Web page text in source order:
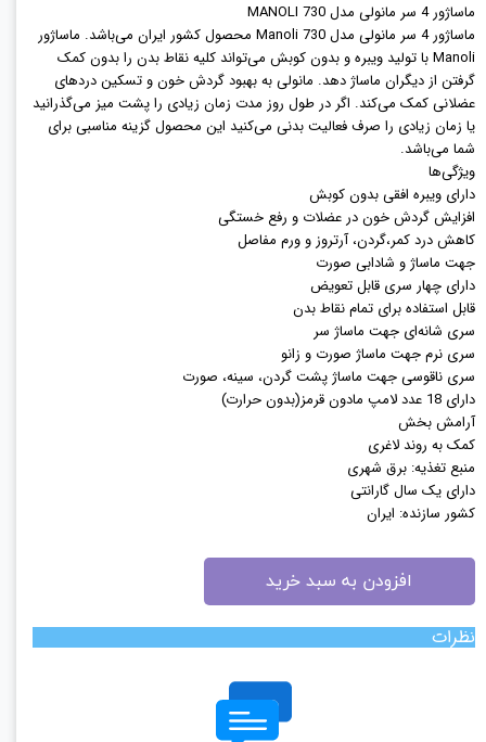
ماساژور 4 سر مانولی مدل MANOLI 730
ماساژور 4 سر مانولی مدل Manoli 730 محصول کشور ایران می‌باشد. ماساژور
Manoli با تولید ویبره و بدون کوبش می‌تواند کلیه نقاط بدن را بدون کمک
گرفتن از دیگران ماساژ دهد. مانولی به بهبود گردش خون و تسکین دردهای
عضلانی کمک می‌کند. اگر در طول روز مدت زمان زیادی را پشت میز می‌گذرانید
یا زمان زیادی را صرف فعالیت بدنی می‌کنید این محصول گزینه مناسبی برای
شما می‌باشد.
ویژگی‌ها
دارای ویبره افقی بدون کوبش
افزایش گردش خون در عضلات و رفع خستگی
کاهش درد کمر،گردن، آرتروز و ورم مفاصل
جهت ماساژ و شادابی صورت
دارای چهار سری قابل تعویض
قابل استفاده برای تمام نقاط بدن
سری شانه‌ای جهت ماساژ سر
سری نرم جهت ماساژ صورت و زانو
سری ناقوسی جهت ماساژ پشت گردن، سینه، صورت
دارای 18 عدد لامپ مادون قرمز(بدون حرارت)
آرامش بخش
کمک به روند لاغری
منبع تغذیه: برق شهری
دارای یک سال گارانتی
کشور سازنده: ایران
افزودن به سبد خرید
نظرات